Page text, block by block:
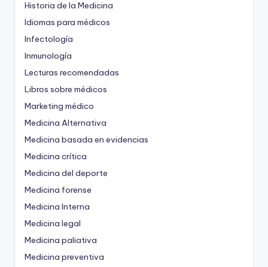
Historia de la Medicina
Idiomas para médicos
Infectología
Inmunología
Lecturas recomendadas
Libros sobre médicos
Marketing médico
Medicina Alternativa
Medicina basada en evidencias
Medicina crítica
Medicina del deporte
Medicina forense
Medicina Interna
Medicina legal
Medicina paliativa
Medicina preventiva